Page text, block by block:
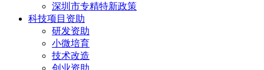
深圳市专精特新政策
科技项目资助
研发资助
小微培育
技术改造
创业资助